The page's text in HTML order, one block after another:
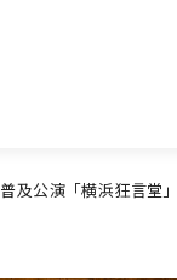
普及公演「横浜狂言堂」